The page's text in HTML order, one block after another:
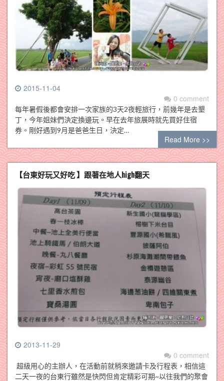
2015-11-04
0 comment
每年暑假後都會安排一次家族的3天2夜輕旅行，前幾年是去墾
丁，今年姐妹們決定換邊玩。早在去年旅展時就先買好住宿
券。剛好遇到9月是爸爸生日，決定…
Read More >>
【台東好玩又好吃 】跟著在地人high翻天
2013-11-29
0 comment
超級用心的主辦人，在活動前就稍來邀請卡及行程表，相信這
二天一夜的台東行雖然是快閃但肯定精彩可期~以往我們的聚會